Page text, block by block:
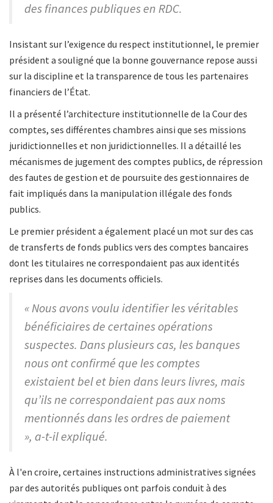
des finances publiques en RDC.
Insistant sur l’exigence du respect institutionnel, le premier
président a souligné que la bonne gouvernance repose aussi
sur la discipline et la transparence de tous les partenaires
financiers de l’État.
Il a présenté l’architecture institutionnelle de la Cour des
comptes, ses différentes chambres ainsi que ses missions
juridictionnelles et non juridictionnelles. Il a détaillé les
mécanismes de jugement des comptes publics, de répression
des fautes de gestion et de poursuite des gestionnaires de
fait impliqués dans la manipulation illégale des fonds
publics.
Le premier président a également placé un mot sur des cas
de transferts de fonds publics vers des comptes bancaires
dont les titulaires ne correspondaient pas aux identités
reprises dans les documents officiels.
« Nous avons voulu identifier les véritables
bénéficiaires de certaines opérations
suspectes. Dans plusieurs cas, les banques
nous ont confirmé que les comptes
existaient bel et bien dans leurs livres, mais
qu’ils ne correspondaient pas aux noms
mentionnés dans les ordres de paiement
», a-t-il expliqué.
À l'en croire, certaines instructions administratives signées
par des autorités publiques ont parfois conduit à des